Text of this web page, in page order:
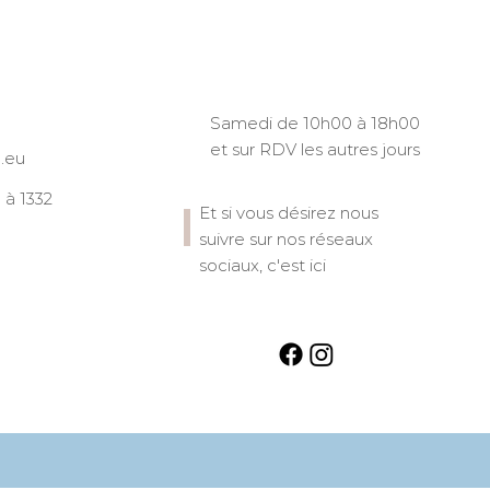
1332
Samedi de 10h00 à 18h00
et sur RDV les autres jours
Et si vous désirez nous
suivre sur nos réseaux
sociaux, c'est ici